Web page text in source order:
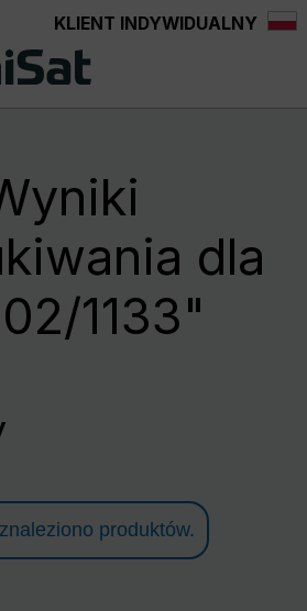
KLIENT INDYWIDUALNY
dla
1133"
produktów.